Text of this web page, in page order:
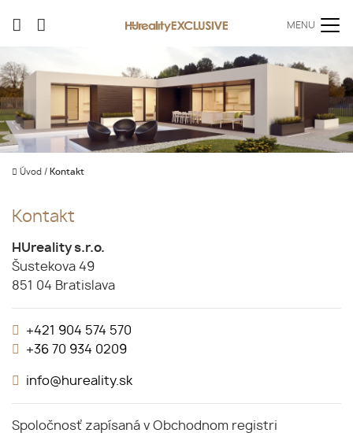
MENU
Úvod / Kontakt
Kontakt
HUreality s.r.o.
Šustekova 49
851 04 Bratislava
+421 904 574 570
+36 70 934 0209
info@hureality.sk
Spoločnosť zapísaná v Obchodnom registri